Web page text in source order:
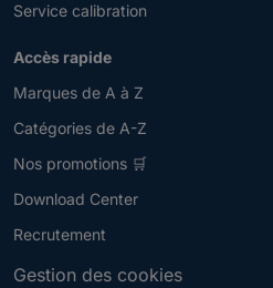
Service calibration
Accès rapide
Marques de A à Z
Catégories de A-Z
Nos promotions 🛒
Download Center
Recrutement
Gestion des cookies